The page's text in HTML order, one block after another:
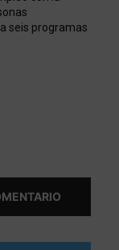
seis programas